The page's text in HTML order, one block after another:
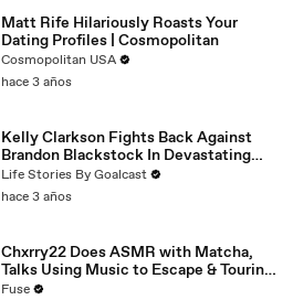
Matt Rife Hilariously Roasts Your
Dating Profiles | Cosmopolitan
Cosmopolitan USA
hace 3 años
Kelly Clarkson Fights Back Against
Brandon Blackstock In Devastating
Divorce Battle
Life Stories By Goalcast
hace 3 años
Chxrry22 Does ASMR with Matcha,
Talks Using Music to Escape & Touring
with The Weeknd
Fuse